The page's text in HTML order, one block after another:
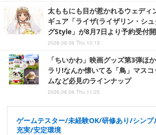
太ももにも目が惹かれるウェディ
ギュア「ライザ(ライザリン・シ
グStyle」が8月7日より予約受付
2026.08.06 Thu 10:15
「ちいかわ」映画グッズ第3弾ほ
ラリ!なんか懐いてる「鳥」マス
ムなど必見のラインナップ
2026.08.06 Thu 11:25
ゲームテスター/未経験OK/研修あり/シン
充実/安定環境